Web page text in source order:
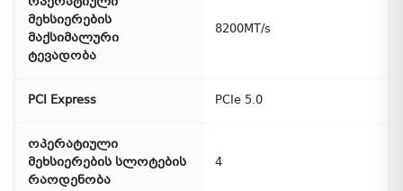
მეხსიერების
მაქსიმალური
ტევადობა
8200MT/s
PCI Express PCIe 5.0
ოპერატიული
მეხსიერების სლოტების
რაოდენობა
4